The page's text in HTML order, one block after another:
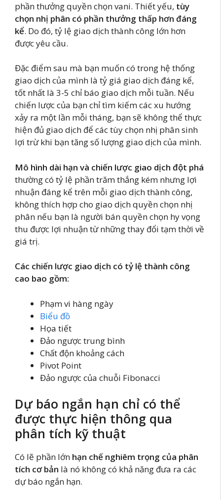
phần thưởng quyền chọn vani. Thiết yếu, tùy
chọn nhị phân có phần thưởng thấp hơn đáng
kể. Do đó, tỷ lệ giao dịch thành công lớn hơn
được yêu cầu.
Đặc điểm sau mà bạn muốn có trong hệ thống
giao dịch của mình là tỷ giá giao dịch đáng kể,
tốt nhất là 3-5 chỉ báo giao dịch mỗi tuần. Nếu
chiến lược của bạn chỉ tìm kiếm các xu hướng
xảy ra một lần mỗi tháng, bạn sẽ không thể thực
hiện đủ giao dịch để các tùy chọn nhị phân sinh
lợi trừ khi bạn tăng số lượng giao dịch của mình.
Mô hình dài hạn và chiến lược giao dịch đột phá
thường có tỷ lệ phần trăm thắng kém nhưng lợi
nhuận đáng kể trên mỗi giao dịch thành công,
không thích hợp cho giao dịch quyền chọn nhị
phân nếu bạn là người bán quyền chọn hy vọng
thu được lợi nhuận từ những thay đổi tạm thời về
giá trị.
Các chiến lược giao dịch có tỷ lệ thành công
cao bao gồm:
Phạm vi hàng ngày
Biểu đồ
Họa tiết
Đảo ngược trung bình
Chất độn khoảng cách
Pivot Point
Đảo ngược của chuỗi Fibonacci
Dự báo ngắn hạn chỉ có thể
được thực hiện thông qua
phân tích kỹ thuật
Có lẽ phần lớn hạn chế nghiêm trọng của phân
tích cơ bản là nó không có khả năng đưa ra các
dự báo ngắn hạn.